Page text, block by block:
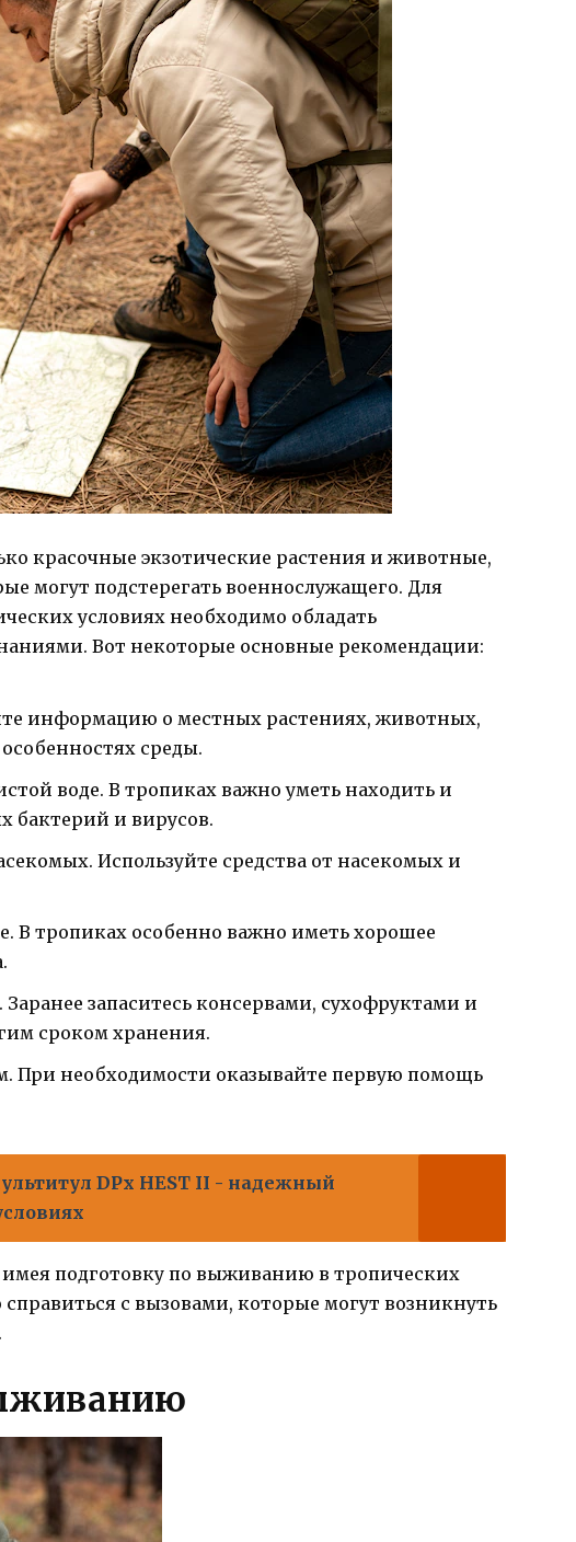
красочные экзотические растения и животные,
могут подстерегать военнослужащего. Для
условиях необходимо обладать
Вот некоторые основные рекомендации:
информацию о местных растениях, животных,
среды.
воде. В тропиках важно уметь находить и
бактерий и вирусов.
Используйте средства от насекомых и
В тропиках особенно важно иметь хорошее
Заранее запаситесь консервами, сухофруктами и
сроком хранения.
При необходимости оказывайте первую помощь
DPx HEST II - надежный
подготовку по выживанию в тропических
с вызовами, которые могут возникнуть